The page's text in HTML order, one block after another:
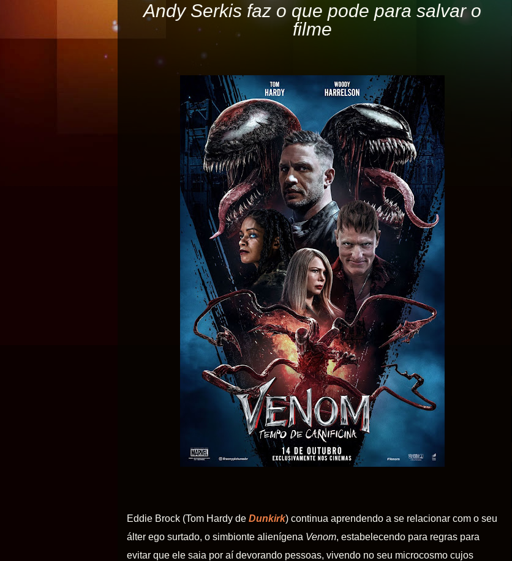
Andy Serkis faz o que pode para salvar o
filme
Eddie Brock (Tom Hardy de Dunkirk) continua aprendendo a se relacionar com o seu
álter ego surtado, o simbionte alienígena Venom, estabelecendo para regras para
evitar que ele saia por aí devorando pessoas, vivendo no seu microcosmo cujos